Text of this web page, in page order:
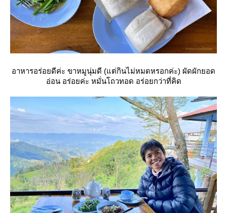
อาหารอร่อยดีค่ะ ขาหมูนุ่มดี (แต่กินไม่หมดหรอกค่ะ) ผัดผักยอด
อ่อน อร่อยค่ะ หมั่นโถวทอด อร่อยกว่าที่คิด